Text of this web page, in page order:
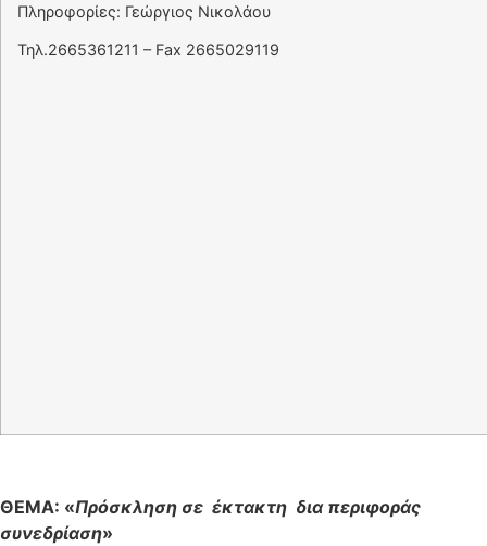
Πληροφορίες: Γεώργιος Νικολάου
Τηλ.2665361211 – Fax 2665029119
ΘΕΜΑ: «Πρόσκληση σε έκτακτη δια περιφοράς
συνεδρίαση»